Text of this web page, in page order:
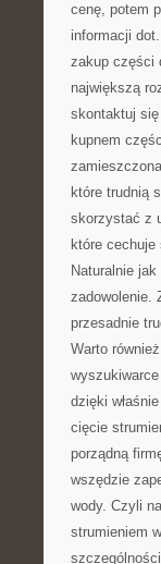
cenę, potem
informacji
zakup części
największą
skontaktuj
kupnem
które trudnią
skorzystać z
które
Naturalnie
zadowolenie.
przesadnie
Warto
dzięki
cięcie
porządną
wszędzie
wody. Czyli
strumieniem